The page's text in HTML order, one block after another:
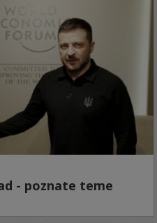
- poznate teme